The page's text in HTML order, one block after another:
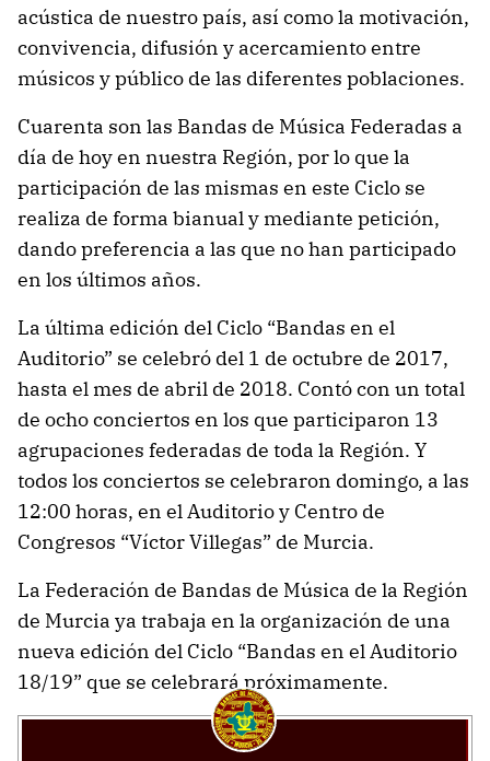
acústica de nuestro país, así como la motivación,
convivencia, difusión y acercamiento entre
músicos y público de las diferentes poblaciones.
Cuarenta son las Bandas de Música Federadas a
día de hoy en nuestra Región, por lo que la
participación de las mismas en este Ciclo se
realiza de forma bianual y mediante petición,
dando preferencia a las que no han participado
en los últimos años.
La última edición del Ciclo “Bandas en el
Auditorio” se celebró del 1 de octubre de 2017,
hasta el mes de abril de 2018. Contó con un total
de ocho conciertos en los que participaron 13
agrupaciones federadas de toda la Región. Y
todos los conciertos se celebraron domingo, a las
12:00 horas, en el Auditorio y Centro de
Congresos “Víctor Villegas” de Murcia.
La Federación de Bandas de Música de la Región
de Murcia ya trabaja en la organización de una
nueva edición del Ciclo “Bandas en el Auditorio
18/19” que se celebrará próximamente.